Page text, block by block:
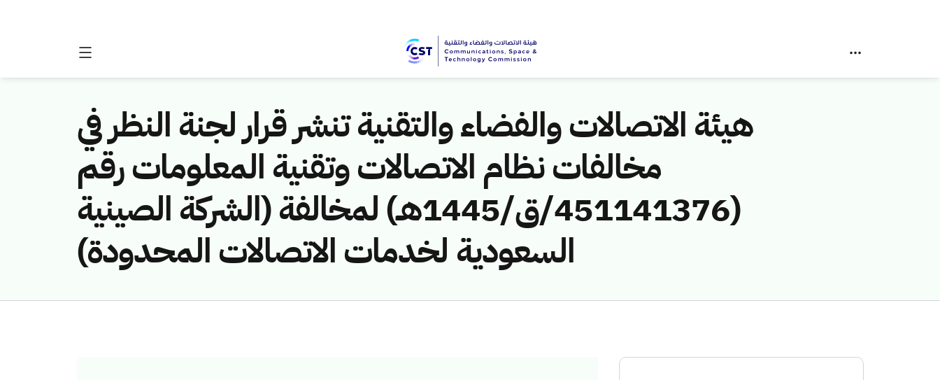
هيئة الاتصالات والفضاء والتقنية تنشر قرار لجنة النظر في
مخالفات نظام الاتصالات وتقنية المعلومات رقم
(451141376/ق/1445هـ) لمخالفة (الشركة الصينية
السعودية لخدمات الاتصالات المحدودة)